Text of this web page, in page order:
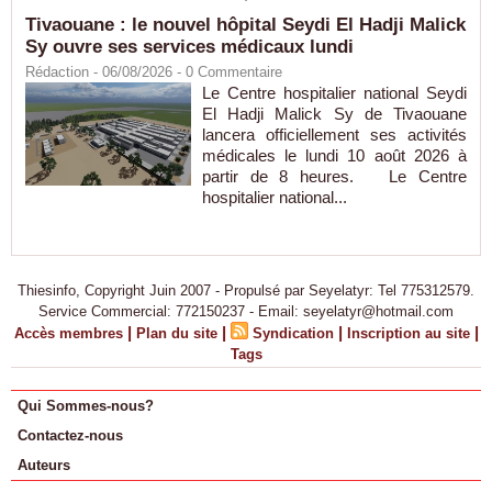
Tivaouane : le nouvel hôpital Seydi El Hadji Malick
Sy ouvre ses services médicaux lundi
Rédaction - 06/08/2026 - 0 Commentaire
Le Centre hospitalier national Seydi
El Hadji Malick Sy de Tivaouane
lancera officiellement ses activités
médicales le lundi 10 août 2026 à
partir de 8 heures. Le Centre
hospitalier national...
Thiesinfo, Copyright Juin 2007 - Propulsé par Seyelatyr: Tel 775312579.
Service Commercial: 772150237 - Email: seyelatyr@hotmail.com
Accès membres | Plan du site | Syndication | Inscription au site |
Tags
Qui Sommes-nous?
Contactez-nous
Auteurs